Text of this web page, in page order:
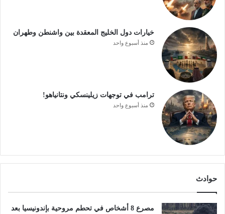
خيارات دول الخليج المعقدة بين واشنطن وطهران
منذ أسبوع واحد
ترامب في توجهات زيلينسكي ونتانياهو!
منذ أسبوع واحد
حوادث
مصرع 8 أشخاص في تحطم مروحية بإندونيسيا بعد